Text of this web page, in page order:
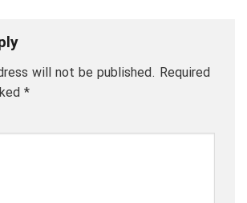
will not be published. Required
*